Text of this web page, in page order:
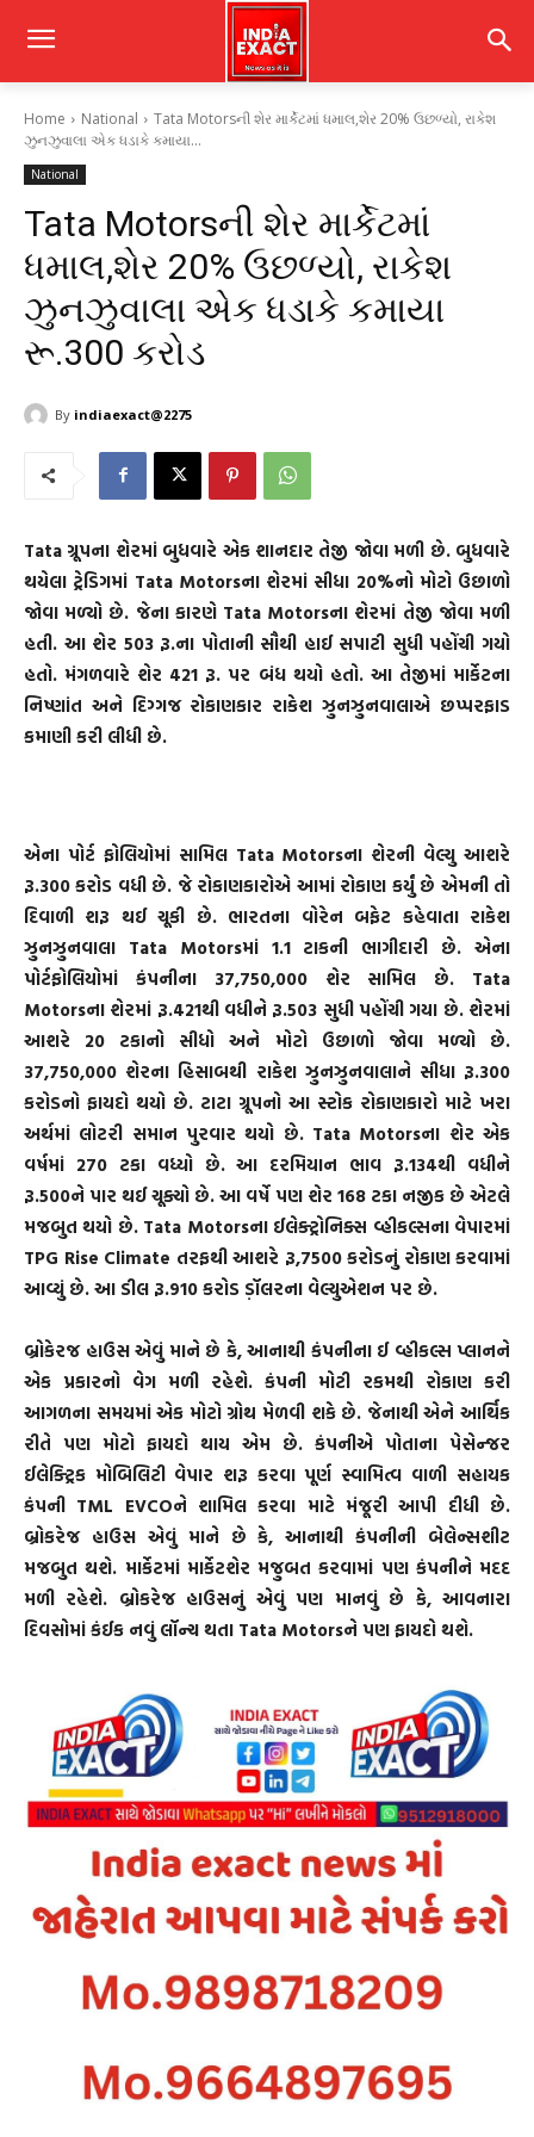
Home National
Tata Motorsની શેર માર્કેટમાં ધમાલ,શેર 20% ઉછળ્યો, રાકેશ
ઝુનઝુવાલા એક ધડાકે કમાયા...
National
Tata Motorsની શેર માર્કેટમાં
ધમાલ,શેર 20% ઉછળ્યો, રાકેશ
ઝુનઝુવાલા એક ધડાકે કમાયા
રૂ.300 કરોડ
By indiaexact@2275
Tata ગ્રૂપના શેરમાં બુધવારે એક શાનદાર તેજી જોવા મળી છે. બુધવારે
થયેલા ટ્રેડિગમાં Tata Motorsના શેરમાં સીધા 20%નો મોટો ઉછાળો
જોવા મળ્યો છે. જેના કારણે Tata Motorsના શેરમાં તેજી જોવા મળી
હતી. આ શેર 503 રૂ.ના પોતાની સૌથી હાઈ સપાટી સુધી પહોંચી ગયો
હતો. મંગળવારે શેર 421 રૂ. પર બંધ થયો હતો. આ તેજીમાં માર્કેટના
નિષ્ણાંત અને દિગ્ગજ રોકાણકાર રાકેશ ઝુનઝુનવાલાએ છપ્પરફાડ
કમાણી કરી લીધી છે.
એના પોર્ટ ફોલિયોમાં સામિલ Tata Motorsના શેરની વેલ્યુ આશરે
રૂ.300 કરોડ વધી છે. જે રોકાણકારોએ આમાં રોકાણ કર્યું છે એમની તો
દિવાળી શરૂ થઈ ચૂકી છે. ભારતના વોરેન બફેટ કહેવાતા રાકેશ
ઝુનઝુનવાલા Tata Motorsમાં 1.1 ટાકની ભાગીદારી છે. એના
પોર્ટફોલિયોમાં કંપનીના 37,750,000 શેર સામિલ છે. Tata
Motorsના શેરમાં રૂ.421થી વધીને રૂ.503 સુધી પહોંચી ગયા છે. શેરમાં
આશરે 20 ટકાનો સીધો અને મોટો ઉછાળો જોવા મળ્યો છે.
37,750,000 શેરના હિસાબથી રાકેશ ઝુનઝુનવાલાને સીધા રૂ.300
કરોડનો ફાયદો થયો છે. ટાટા ગ્રૂપનો આ સ્ટોક રોકાણકારો માટે ખરા
અર્થમાં લોટરી સમાન પુરવાર થયો છે. Tata Motorsના શેર એક
વર્ષમાં 270 ટકા વધ્યો છે. આ દરમિયાન ભાવ રૂ.134થી વધીને
રૂ.500ને પાર થઈ ચૂક્યો છે. આ વર્ષે પણ શેર 168 ટકા નજીક છે એટલે
મજબુત થયો છે. Tata Motorsના ઈલેક્ટ્રોનિક્સ વ્હીકલ્સના વેપારમાં
TPG Rise Climate તરફથી આશરે રૂ,7500 કરોડનું રોકાણ કરવામાં
આવ્યું છે. આ ડીલ રૂ.910 કરોડ ડ઼ૉલરના વેલ્યુએશન પર છે.
બ્રોકેરજ હાઉસ એવું માને છે કે, આનાથી કંપનીના ઈ વ્હીકલ્સ પ્લાનને
એક પ્રકારનો વેગ મળી રહેશે. કંપની મોટી રકમથી રોકાણ કરી
આગળના સમયમાં એક મોટો ગ્રોથ મેળવી શકે છે. જેનાથી એને આર્થિક
રીતે પણ મોટો ફાયદો થાય એમ છે. કંપનીએ પોતાના પેસેન્જર
ઈલેક્ટ્રિક મોબિલિટી વેપાર શરૂ કરવા પૂર્ણ સ્વામિત્વ વાળી સહાયક
કંપની TML EVCOને શામિલ કરવા માટે મંજૂરી આપી દીધી છે.
બ્રોકરેજ હાઉસ એવું માને છે કે, આનાથી કંપનીની બેલેન્સશીટ
મજબુત થશે. માર્કેટમાં માર્કેટશેર મજુબત કરવામાં પણ કંપનીને મદદ
મળી રહેશે. બ્રોકરેજ હાઉસનું એવું પણ માનવું છે કે, આવનારા
દિવસોમાં કંઈક નવું લૉન્ચ થતા Tata Motorsને પણ ફાયદો થશે.